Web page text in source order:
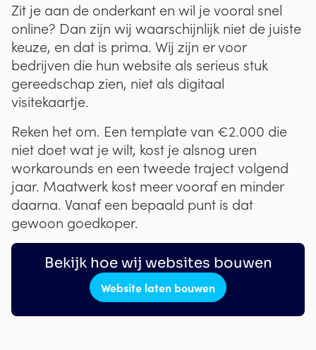
Zit je aan de onderkant en wil je vooral snel
online? Dan zijn wij waarschijnlijk niet de juiste
keuze, en dat is prima. Wij zijn er voor
bedrijven die hun website als serieus stuk
gereedschap zien, niet als digitaal
visitekaartje.
Reken het om. Een template van €2.000 die
niet doet wat je wilt, kost je alsnog uren
workarounds en een tweede traject volgend
jaar. Maatwerk kost meer vooraf en minder
daarna. Vanaf een bepaald punt is dat
gewoon goedkoper.
Bekijk hoe wij websites bouwen
Website laten bouwen